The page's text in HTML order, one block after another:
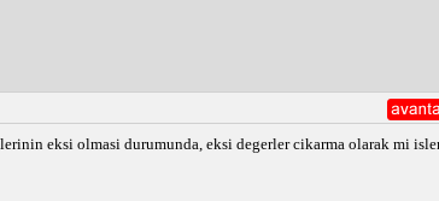
eksi olmasi durumunda, eksi degerler cikarma olarak mi